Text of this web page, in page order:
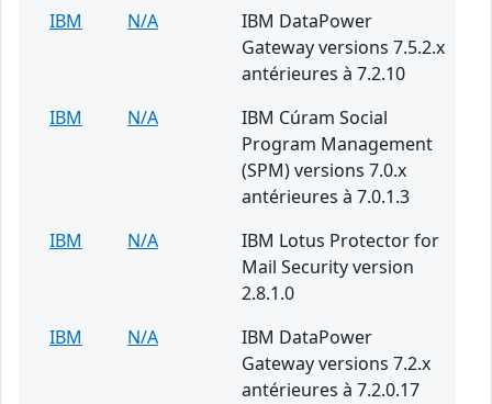
IBM
N/A
IBM DataPower
Gateway versions 7.5.2.x
antérieures à 7.2.10
IBM
N/A
IBM Cúram Social
Program Management
(SPM) versions 7.0.x
antérieures à 7.0.1.3
IBM
N/A
IBM Lotus Protector for
Mail Security version
2.8.1.0
IBM
N/A
IBM DataPower
Gateway versions 7.2.x
antérieures à 7.2.0.17